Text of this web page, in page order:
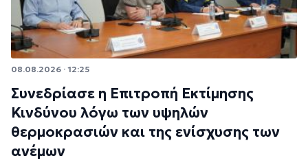
08.08.2026 · 12:25
Συνεδρίασε η Επιτροπή Εκτίμησης
Κινδύνου λόγω των υψηλών
θερμοκρασιών και της ενίσχυσης των
ανέμων